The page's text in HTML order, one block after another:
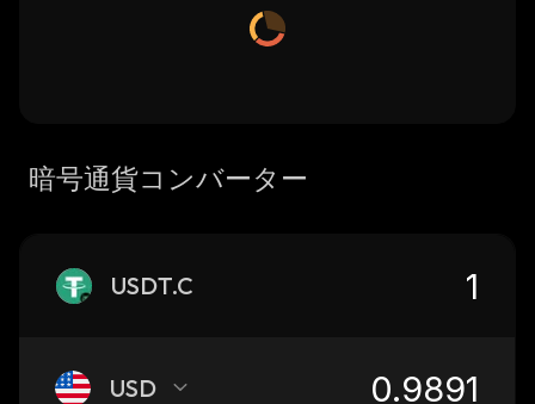
暗号通貨コンバーター
USDT.C
USD